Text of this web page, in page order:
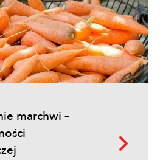
i skuteczna strategia
marchwi –